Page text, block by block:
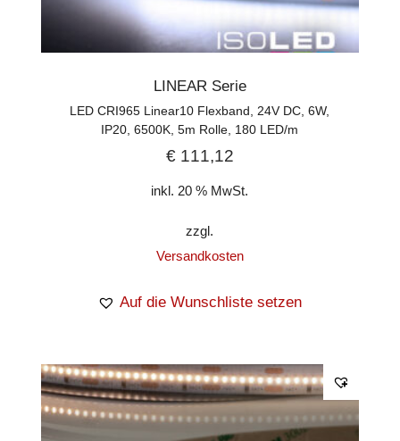
LINEAR Serie
LED CRI965 Linear10 Flexband, 24V DC, 6W,
IP20, 6500K, 5m Rolle, 180 LED/m
€111,12
inkl. 20 % MwSt.
zzgl.
Versandkosten
Auf die Wunschliste setzen